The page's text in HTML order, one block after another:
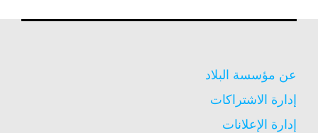
عن مؤسسة البلاد
إدارة الاشتراكات
إدارة الإعلانات